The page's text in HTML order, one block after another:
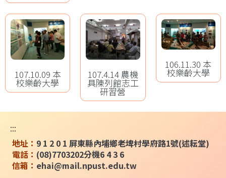
107.10.09 本
校樂齡大學
107.4.14 農機
具陳列館志工
研習營
106.11.30 本
校樂齡大學
:::
地址： 9 1 2 0 1 屏東縣內埔鄉老埤村學府路1號(述耘堂)
電話： (08)7703202分機6 4 3 6
信箱： ehai@mail.npust.edu.tw